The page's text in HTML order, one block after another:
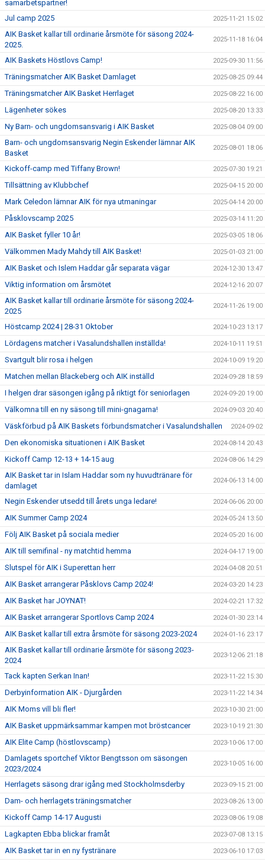
samarbetspartner!
Jul camp 2025 2025-11-21 15:02
AIK Basket kallar till ordinarie årsmöte för säsong 2024-
2025.
2025-11-18 16:04
AIK Baskets Höstlovs Camp! 2025-09-30 11:56
Träningsmatcher AIK Basket Damlaget 2025-08-25 09:44
Träningsmatcher AIK Basket Herrlaget 2025-08-22 16:00
Lägenheter sökes 2025-08-20 13:33
Ny Barn- och ungdomsansvarig i AIK Basket 2025-08-04 09:00
Barn- och ungdomsansvarig Negin Eskender lämnar AIK
Basket
2025-08-01 18:06
Kickoff-camp med Tiffany Brown! 2025-07-30 19:21
Tillsättning av Klubbchef 2025-04-15 20:00
Mark Celedon lämnar AIK för nya utmaningar 2025-04-14 20:00
Påsklovscamp 2025 2025-03-14 11:20
AIK Basket fyller 10 år! 2025-03-05 18:06
Välkommen Mady Mahdy till AIK Basket! 2025-01-03 21:00
AIK Basket och Islem Haddar går separata vägar 2024-12-30 13:47
Viktig information om årsmötet 2024-12-16 20:07
AIK Basket kallar till ordinarie årsmöte för säsong 2024-
2025
2024-11-26 19:00
Höstcamp 2024 | 28-31 Oktober 2024-10-23 13:17
Lördagens matcher i Vasalundshallen inställda! 2024-10-11 19:51
Svartgult blir rosa i helgen 2024-10-09 19:20
Matchen mellan Blackeberg och AIK inställd 2024-09-28 18:59
I helgen drar säsongen igång på riktigt för seniorlagen 2024-09-20 19:00
Välkomna till en ny säsong till mini-gnagarna! 2024-09-03 20:40
Väskförbud på AIK Baskets förbundsmatcher i Vasalundshallen 2024-09-02
Den ekonomiska situationen i AIK Basket 2024-08-14 20:43
Kickoff Camp 12-13 + 14-15 aug 2024-08-06 14:29
AIK Basket tar in Islam Haddar som ny huvudtränare för
damlaget
2024-06-13 14:00
Negin Eskender utsedd till årets unga ledare! 2024-06-06 20:00
AIK Summer Camp 2024 2024-05-24 13:50
Följ AIK Basket på sociala medier 2024-05-20 16:00
AIK till semifinal - ny matchtid hemma 2024-04-17 19:00
Slutspel för AIK i Superettan herr 2024-04-08 20:51
AIK Basket arrangerar Påsklovs Camp 2024! 2024-03-20 14:23
AIK Basket har JOYNAT! 2024-02-21 17:32
AIK Basket arrangerar Sportlovs Camp 2024 2024-01-30 23:14
AIK Basket kallar till extra årsmöte för säsong 2023-2024 2024-01-16 23:17
AIK Basket kallar till ordinarie årsmöte för säsong 2023-
2024
2023-12-06 21:18
Tack kapten Serkan Inan! 2023-11-22 15:30
Derbyinformation AIK - Djurgården 2023-11-22 14:34
AIK Moms vill bli fler! 2023-10-30 21:00
AIK Basket uppmärksammar kampen mot bröstcancer 2023-10-19 21:30
AIK Elite Camp (höstlovscamp) 2023-10-06 17:00
Damlagets sportchef Viktor Bengtsson om säsongen
2023/2024
2023-10-05 16:00
Herrlagets säsong drar igång med Stockholmsderby 2023-09-15 21:00
Dam- och herrlagets träningsmatcher 2023-08-26 13:00
Kickoff Camp 14-17 Augusti 2023-08-06 19:08
Lagkapten Ebba blickar framåt 2023-07-08 13:15
AIK Basket tar in en ny fystränare 2023-06-10 17:03